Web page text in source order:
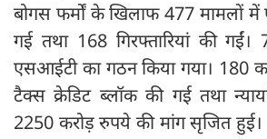
बोगस फर्मों के खिलाफ 477 मामलों
गई तथा 168 गिरफ्तारियां की
एसआईटी का गठन किया गया। 180
टैक्स क्रेडिट ब्लॉक की गई तथा
2250 करोड़ रुपये की मांग सृजित हुई।